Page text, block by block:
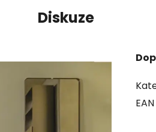
Diskuze
EAN